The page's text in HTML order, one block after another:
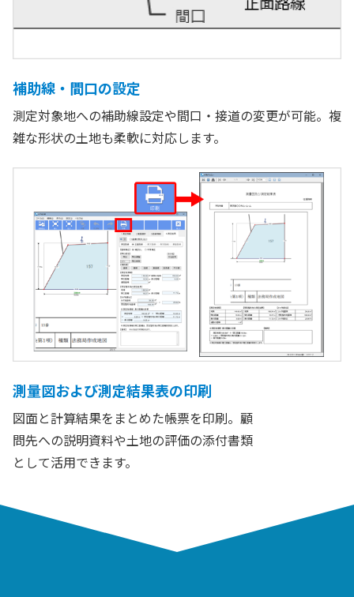
補助線・間口の設定
測定対象地への補助線設定や間口・接道の変更が可能。複
雑な形状の土地も柔軟に対応します。
測量図および測定結果表の印刷
図面と計算結果をまとめた帳票を印刷。顧
問先への説明資料や土地の評価の添付書類
として活用できます。